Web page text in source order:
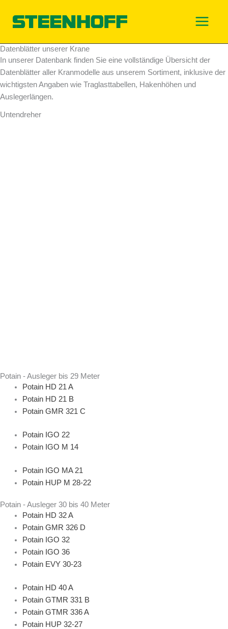
Inhalt
springen
Datenblätter unserer Krane
In unserer Datenbank finden Sie eine vollständige Übersicht der
Datenblätter aller Kranmodelle aus unserem Sortiment, inklusive der
wichtigsten Angaben wie Traglasttabellen, Hakenhöhen und
Auslegerlängen.
Untendreher
Potain - Ausleger bis 29 Meter
Potain HD 21 A
Potain HD 21 B
Potain GMR 321 C
Potain IGO 22
Potain IGO M 14
Potain IGO MA 21
Potain HUP M 28-22
Potain - Ausleger 30 bis 40 Meter
Potain HD 32 A
Potain GMR 326 D
Potain IGO 32
Potain IGO 36
Potain EVY 30-23
Potain HD 40 A
Potain GTMR 331 B
Potain GTMR 336 A
Potain HUP 32-27